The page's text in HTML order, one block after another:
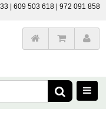
| 609 503 618 | 972 091 858